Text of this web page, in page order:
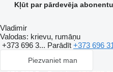
Kļūt par pārdevēja abonentu
Vladimir
Valodas: krievu, rumāņu
+373 696 3... Parādīt +373 696
Piezvaniet man